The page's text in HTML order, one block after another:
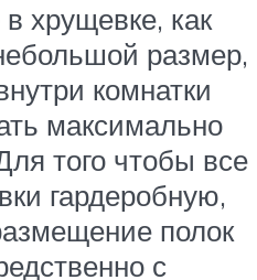
хрущевке, как
размер,
комнатки
максимально
того чтобы все
гардеробную,
полок
с